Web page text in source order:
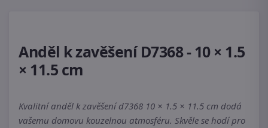
Anděl k zavěšení D7368 - 10 × 1.5
× 11.5 cm
Kvalitní anděl k zavěšení d7368 10 × 1.5 × 11.5 cm dodá
vašemu domovu kouzelnou atmosféru. Skvěle se hodí pro